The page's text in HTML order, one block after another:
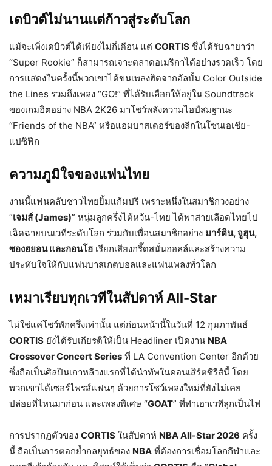
เดบิวต์ไม่นานแต่ก้าวสู่ระดับโลก
แม้จะเพิ่งเดบิวต์ได้เพียงไม่กี่เดือน แต่ CORTIS ซึ่งได้รับฉายาว่า
“Super Rookie” ก็สามารถเจาะตลาดอเมริกาได้อย่างรวดเร็ว โดย
การแสดงในครั้งนี้พวกเขาได้ขนเพลงฮิตจากอัลบั้ม Color Outside
the Lines รวมถึงเพลง “GO!” ที่ได้รับเลือกให้อยู่ใน Soundtrack
ของเกมฮิตอย่าง NBA 2K26 มาโชว์พลังความไฮป์สมฐานะ
“Friends of the NBA” หรือแอมบาสเดอร์ของลีกในโซนเอเชีย-
แปซิฟิก
ความภูมิใจของแฟนไทย
งานนี้แฟนคลับชาวไทยยิ้มแก้มปริ เพราะหนึ่งในสมาชิกวงอย่าง
“เจมส์ (James)” หนุ่มลูกครึ่งไต้หวัน-ไทย ได้พาสายเลือดไทยไป
เฉิดฉายบนเวทีระดับโลก ร่วมกับเพื่อนสมาชิกอย่าง มาร์ติน, จูฮุน,
ซองฮยอน และกอนโฮ เรียกเสียงกรี๊ดสนั่นฮอลล์และสร้างความ
ประทับใจให้กับแฟนบาสเกตบอลและแฟนเพลงทั่วโลก
เหมาเรียบทุกเวทีในสัปดาห์ All-Star
ไม่ใช่แค่โชว์พักครึ่งเท่านั้น แต่ก่อนหน้านี้ในวันที่ 12 กุมภาพันธ์
CORTIS ยังได้รับเกียรติให้เป็น Headliner เปิดงาน NBA
Crossover Concert Series ที่ LA Convention Center อีกด้วย
ซึ่งถือเป็นศิลปินเกาหลีวงแรกที่ได้นำทัพในคอนเสิร์ตซีรีส์นี้ โดย
พวกเขาได้เซอร์ไพรส์แฟนๆ ด้วยการโชว์เพลงใหม่ที่ยังไม่เคย
ปล่อยที่ไหนมาก่อน และเพลงพิเศษ “GOAT” ที่ทำเอาเวทีลุกเป็นไฟ
การปรากฏตัวของ CORTIS ในสัปดาห์ NBA All-Star 2026 ครั้ง
นี้ ถือเป็นการตอกย้ำกลยุทธ์ของ NBA ที่ต้องการเชื่อมโลกกีฬาและ